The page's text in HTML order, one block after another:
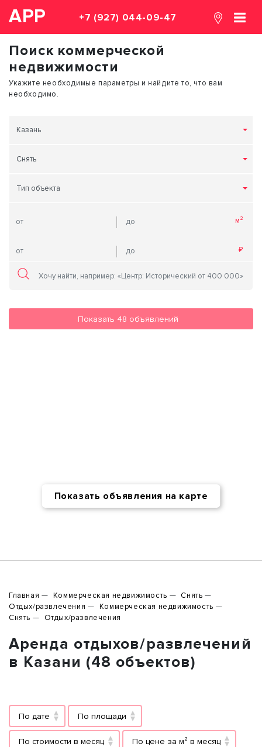
АРР +7 (927) 044-09-47
Поиск коммерческой
недвижимости
Укажите необходимые параметры и найдите то, что вам
необходимо.
Казань
Снять
Тип объекта
Показать 48 объявлений
Показать объявления на карте
Главная Коммерческая недвижимость
Снять
Отдых/развлечения
Коммерческая недвижимость
Снять
Отдых/развлечения
Аренда отдыхов/развлечений
в Казани (48 объектов)
По дате По площади
По стоимости в месяц По цене за м² в месяц